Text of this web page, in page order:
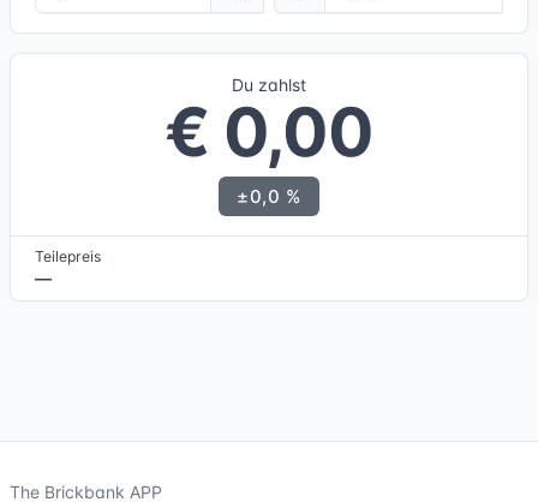
Du zahlst
€ 0,00
±0,0 %
Teilepreis
—
The Brickbank APP